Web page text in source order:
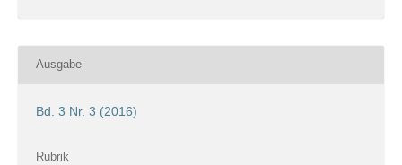
Ausgabe
Bd. 3 Nr. 3 (2016)
Rubrik